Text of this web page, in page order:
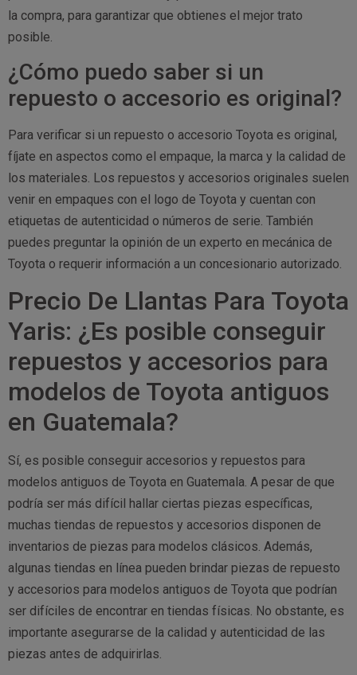
la compra, para garantizar que obtienes el mejor trato
posible.
¿Cómo puedo saber si un
repuesto o accesorio es original?
Para verificar si un repuesto o accesorio Toyota es original,
fíjate en aspectos como el empaque, la marca y la calidad de
los materiales. Los repuestos y accesorios originales suelen
venir en empaques con el logo de Toyota y cuentan con
etiquetas de autenticidad o números de serie. También
puedes preguntar la opinión de un experto en mecánica de
Toyota o requerir información a un concesionario autorizado.
Precio De Llantas Para Toyota
Yaris: ¿Es posible conseguir
repuestos y accesorios para
modelos de Toyota antiguos
en Guatemala?
Sí, es posible conseguir accesorios y repuestos para
modelos antiguos de Toyota en Guatemala. A pesar de que
podría ser más difícil hallar ciertas piezas específicas,
muchas tiendas de repuestos y accesorios disponen de
inventarios de piezas para modelos clásicos. Además,
algunas tiendas en línea pueden brindar piezas de repuesto
y accesorios para modelos antiguos de Toyota que podrían
ser difíciles de encontrar en tiendas físicas. No obstante, es
importante asegurarse de la calidad y autenticidad de las
piezas antes de adquirirlas.